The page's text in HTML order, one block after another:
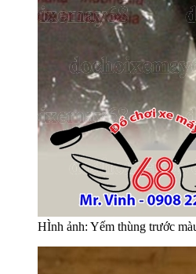
HÌnh ảnh: Yếm thùng trước